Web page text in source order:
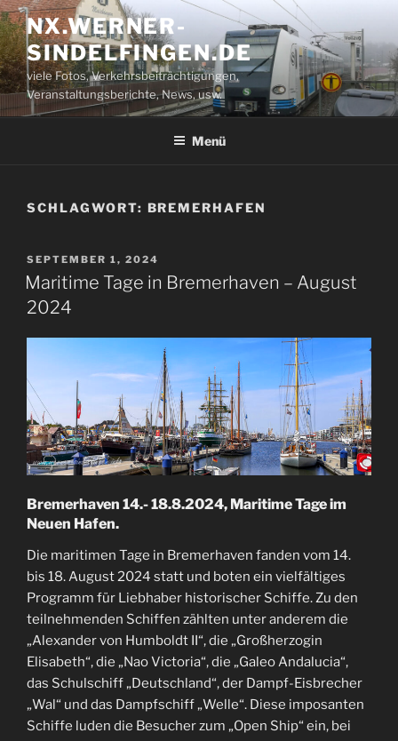
Zum
Inhalt
springen
NX.WERNER-
SINDELFINGEN.DE
viele Fotos, Verkehrsbeiträchtigungen,
Veranstaltungsberichte, News, usw.
Menü
SCHLAGWORT: BREMERHAFEN
VERÖFFENTLICHT
AM
SEPTEMBER 1, 2024
Maritime Tage in Bremerhaven – August
2024
Bremerhaven 14.- 18.8.2024, Maritime Tage im
Neuen Hafen.
Die maritimen Tage in Bremerhaven fanden vom 14.
bis 18. August 2024 statt und boten ein vielfältiges
Programm für Liebhaber historischer Schiffe. Zu den
teilnehmenden Schiffen zählten unter anderem die
„Alexander von Humboldt II“, die „Großherzogin
Elisabeth“, die „Nao Victoria“, die „Galeo Andalucia“,
das Schulschiff „Deutschland“, der Dampf-Eisbrecher
„Wal“ und das Dampfschiff „Welle“. Diese imposanten
Schiffe luden die Besucher zum „Open Ship“ ein, bei